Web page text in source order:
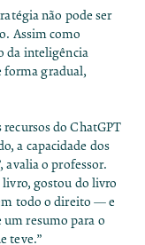
não pode ser
Assim como
da inteligência
forma gradual,
do ChatGPT
a capacidade dos
avalia o professor.
livro, gostou do livro
todo o direito — e
resumo para o
teve.”